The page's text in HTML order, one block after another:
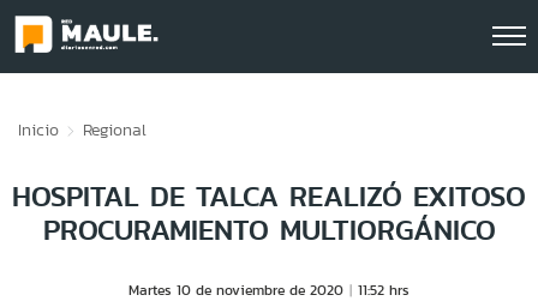
Inicio Regional
HOSPITAL DE TALCA REALIZÓ EXITOSO
PROCURAMIENTO MULTIORGÁNICO
Martes 10 de noviembre de 2020 11:52 hrs